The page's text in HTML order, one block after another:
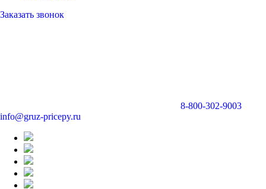
Заказать звонок
8-800-302-9003
info@gruz-pricepy.ru